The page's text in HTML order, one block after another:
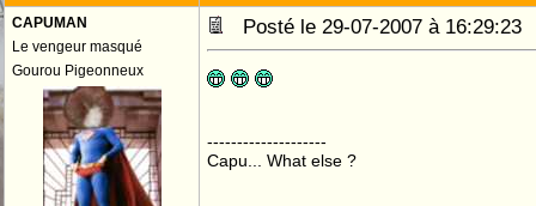
CAPUMAN
Le vengeur masqué
Gourou Pigeonneux
Posté le 29-07-2007 à
--------------------
Capu... What else ?